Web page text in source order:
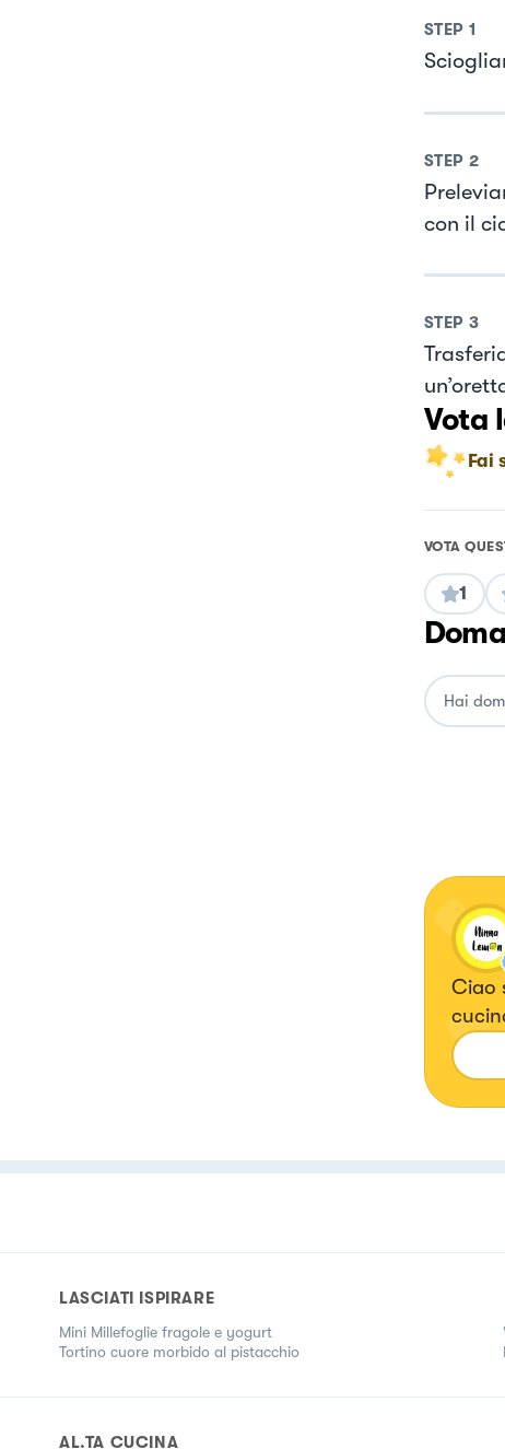
STEP 1
STEP 2
con il
STEP 3
Vota
Fai
VOTA
1
Ciao
LASCIATI ISPIRARE
Mini Millefoglie fragole e yogurt
Tortino cuore morbido al pistacchio
AL.TA CUCINA